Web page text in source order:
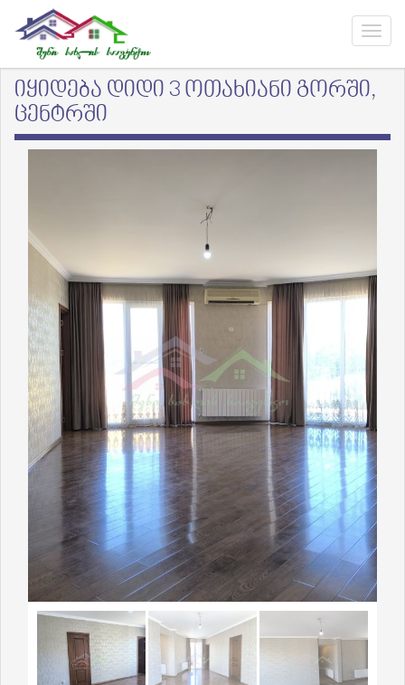
იყიდება დიდი 3 ოთახიანი გორში,
ცენტრში